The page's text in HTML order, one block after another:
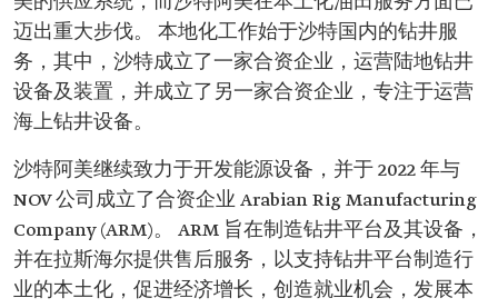
迈出重大步伐。 本地化工作始于沙特国内的钻井服
务，其中，沙特成立了一家合资企业，运营陆地钻井
设备及装置，并成立了另一家合资企业，专注于运营
海上钻井设备。
沙特阿美继续致力于开发能源设备，并于 2022 年与
NOV 公司成立了合资企业 Arabian Rig Manufacturing
Company (ARM)。 ARM 旨在制造钻井平台及其设备，
并在拉斯海尔提供售后服务，以支持钻井平台制造行
业的本土化，促进经济增长，创造就业机会，发展本